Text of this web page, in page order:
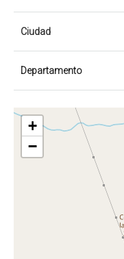
Ciudad
Departamento
+
−